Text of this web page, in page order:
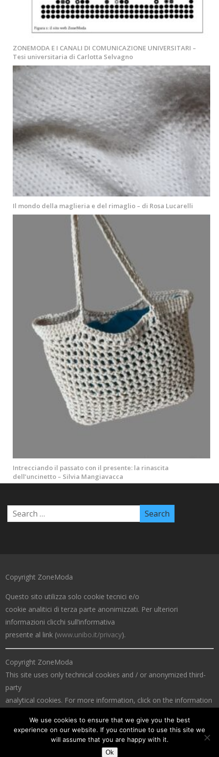
ZONEMODA E I CANALI DI COMUNICAZIONE UNIVERSITARI –
Tesi universitaria di Carlotta Selvagno
Il mondo della maglieria e del rimaglio – di Rosa Lucarelli
Intrecciando il passato con il presente: la rinascita
dell’uncinetto – Silvia Mangiavacca
Copyright ZoneModa
Questo sito utilizza solo cookie tecnici e/o
cookie analitici di terza parte anonimizzati. Per ulteriori
informazioni clicchi sull’informativa
presente al link (www.unibo.it/privacy).
Copyright ZoneModa
This site uses only technical cookies and / or anonymized third-
party
analytical cookies. For more information, click on the information
We use cookies to ensure that we give you the best
experience on our website. If you continue to use this site we
will assume that you are happy with it.
Ok